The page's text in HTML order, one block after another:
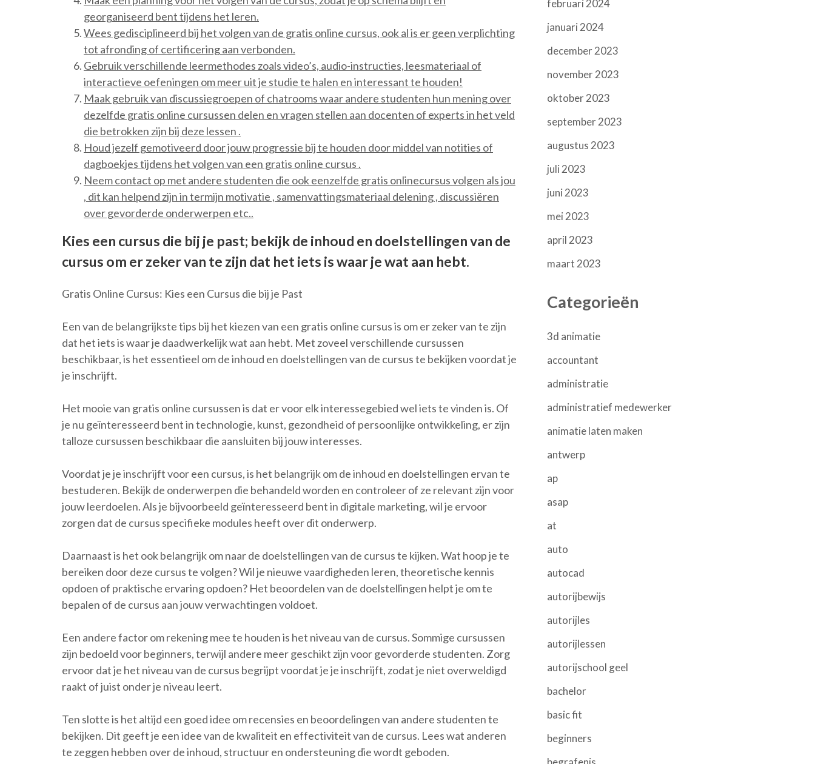
georganiseerd bent tijdens het leren.
Wees gedisciplineerd bij het volgen van de gratis online cursus, ook al is er geen verplichting
tot afronding of certificering aan verbonden.
Gebruik verschillende leermethodes zoals video’s, audio-instructies, leesmateriaal of
interactieve oefeningen om meer uit je studie te halen en interessant te houden!
Maak gebruik van discussiegroepen of chatrooms waar andere studenten hun mening over
dezelfde gratis online cursussen delen en vragen stellen aan docenten of experts in het veld
die betrokken zijn bij deze lessen .
Houd jezelf gemotiveerd door jouw progressie bij te houden door middel van notities of
dagboekjes tijdens het volgen van een gratis online cursus .
Neem contact op met andere studenten die ook eenzelfde gratis onlinecursus volgen als jou
, dit kan helpend zijn in termijn motivatie , samenvattingsmateriaal delening , discussiëren
over gevorderde onderwerpen etc..
Kies een cursus die bij je past; bekijk de inhoud en doelstellingen van de
cursus om er zeker van te zijn dat het iets is waar je wat aan hebt.
Gratis Online Cursus: Kies een Cursus die bij je Past
Een van de belangrijkste tips bij het kiezen van een gratis online cursus is om er zeker van te zijn
dat het iets is waar je daadwerkelijk wat aan hebt. Met zoveel verschillende cursussen
beschikbaar, is het essentieel om de inhoud en doelstellingen van de cursus te bekijken voordat je
je inschrijft.
Het mooie van gratis online cursussen is dat er voor elk interessegebied wel iets te vinden is. Of
je nu geïnteresseerd bent in technologie, kunst, gezondheid of persoonlijke ontwikkeling, er zijn
talloze cursussen beschikbaar die aansluiten bij jouw interesses.
Voordat je je inschrijft voor een cursus, is het belangrijk om de inhoud en doelstellingen ervan te
bestuderen. Bekijk de onderwerpen die behandeld worden en controleer of ze relevant zijn voor
jouw leerdoelen. Als je bijvoorbeeld geïnteresseerd bent in digitale marketing, wil je ervoor
zorgen dat de cursus specifieke modules heeft over dit onderwerp.
Daarnaast is het ook belangrijk om naar de doelstellingen van de cursus te kijken. Wat hoop je te
bereiken door deze cursus te volgen? Wil je nieuwe vaardigheden leren, theoretische kennis
opdoen of praktische ervaring opdoen? Het beoordelen van de doelstellingen helpt je om te
bepalen of de cursus aan jouw verwachtingen voldoet.
Een andere factor om rekening mee te houden is het niveau van de cursus. Sommige cursussen
zijn bedoeld voor beginners, terwijl andere meer geschikt zijn voor gevorderde studenten. Zorg
ervoor dat je het niveau van de cursus begrijpt voordat je je inschrijft, zodat je niet overweldigd
raakt of juist onder je niveau leert.
Ten slotte is het altijd een goed idee om recensies en beoordelingen van andere studenten te
bekijken. Dit geeft je een idee van de kwaliteit en effectiviteit van de cursus. Lees wat anderen
te zeggen hebben over de inhoud, structuur en ondersteuning die wordt geboden.
februari 2024
januari 2024
december 2023
november 2023
oktober 2023
september 2023
augustus 2023
juli 2023
juni 2023
mei 2023
april 2023
maart 2023
Categorieën
3d animatie
accountant
administratie
administratief medewerker
animatie laten maken
antwerp
ap
asap
at
auto
autocad
autorijbewijs
autorijles
autorijlessen
autorijschool geel
bachelor
basic fit
beginners